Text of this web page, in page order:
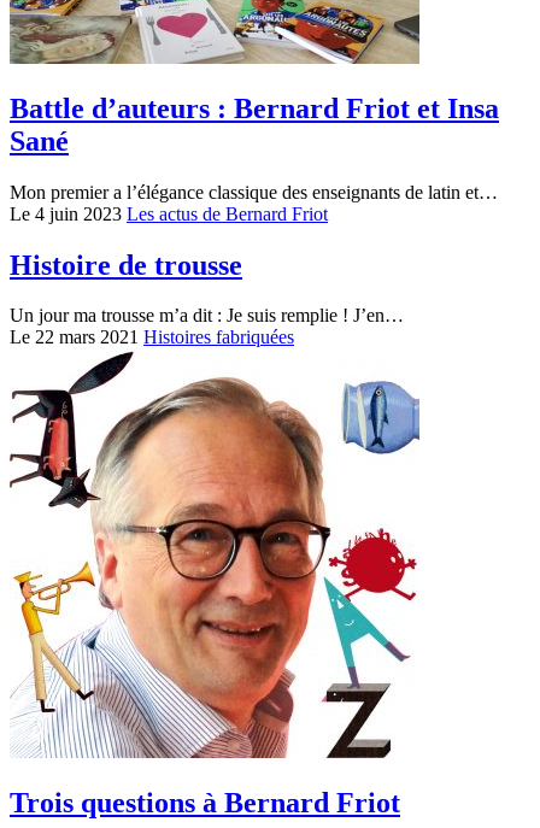
Battle d’auteurs : Bernard Friot et Insa
Sané
Mon premier a l’élégance classique des enseignants de latin et…
Le 4 juin 2023 Les actus de Bernard Friot
Histoire de trousse
Un jour ma trousse m’a dit : Je suis remplie ! J’en…
Le 22 mars 2021 Histoires fabriquées
Trois questions à Bernard Friot